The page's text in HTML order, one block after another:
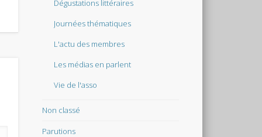
Dégustations littéraires
Journées thématiques
L'actu des membres
Les médias en parlent
Vie de l'asso
Non classé
Parutions